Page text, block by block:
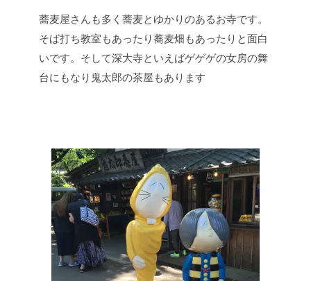
蕎麦屋さんも多く蕎麦とゆかりのあるお寺です。
そば打ち教室もあったり蕎麦畑もあったりと面白
いです。そして深大寺といえばゲゲゲの女房の舞
台にもなり鬼太郎の茶屋もあります